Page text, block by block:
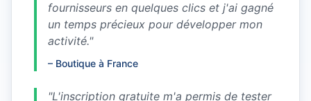
fournisseurs en quelques clics et j'ai gagné
un temps précieux pour développer mon
activité."
– Boutique à France
"L'inscription gratuite m'a permis de tester